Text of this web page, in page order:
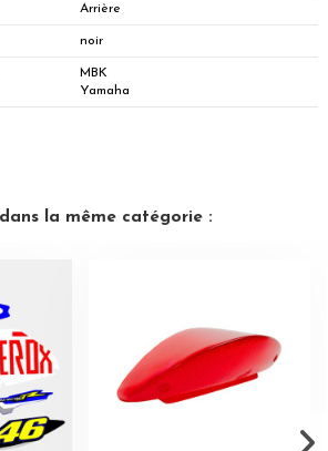
Arrière
noir
MBK
Yamaha
la même catégorie :